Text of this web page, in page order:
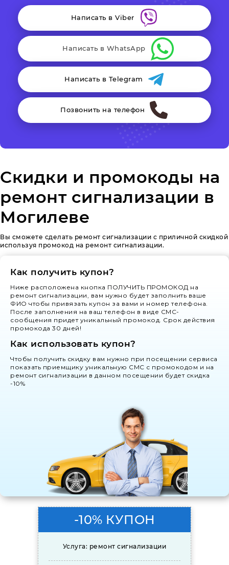
Написать в Viber
Написать в WhatsApp
Написать в Telegram
Позвонить на телефон
Скидки и промокоды на
ремонт сигнализации в
Могилеве
Вы сможете сделать ремонт сигнализации с приличной скидкой
используя промокод на ремонт сигнализации.
Как получить купон?
Ниже расположена кнопка ПОЛУЧИТЬ ПРОМОКОД на
ремонт сигнализации, вам нужно будет заполнить ваше
ФИО чтобы привязать купон за вами и номер телефона.
После заполнения на ваш телефон в виде СМС-
сообщения придет уникальный промокод. Срок действия
промокода 30 дней!
Как использовать купон?
Чтобы получить скидку вам нужно при посещении сервиса
показать приемщику уникальную СМС с промокодом и на
ремонт сигнализации в данном посещении будет скидка
-10%
-10% КУПОН
Услуга: ремонт сигнализации